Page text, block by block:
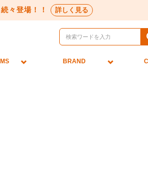
々登場！！ 詳しく見る
BRAND